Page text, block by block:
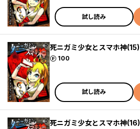
試し読み
死ニガミ少女とスマホ神(15)
100
ポイント
試し読み
死ニガミ少女とスマホ神(16)